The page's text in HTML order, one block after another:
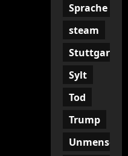
Sprache
steam
Stuttgart
Sylt
Tod
Trump